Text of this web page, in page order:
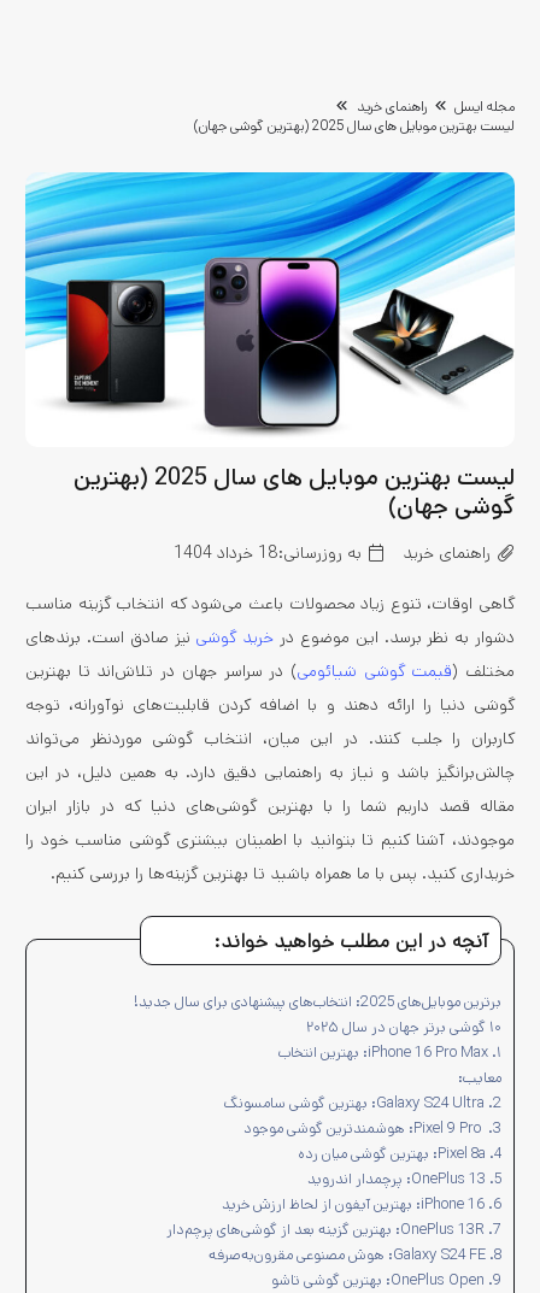
مجله ایسل
راهنمای خرید
لیست بهترین موبایل‌ های سال 2025 (بهترین گوشی جهان)
لیست بهترین موبایل‌ های سال 2025 (بهترین
گوشی جهان)
راهنمای خرید به روزرسانی:18 خرداد 1404
گاهی اوقات، تنوع زیاد محصولات باعث می‌شود که انتخاب گزینه مناسب
دشوار به نظر برسد. این موضوع در خرید گوشی نیز صادق است. برندهای
مختلف (قیمت گوشی شیائومی) در سراسر جهان در تلاش‌اند تا بهترین
گوشی دنیا را ارائه دهند و با اضافه کردن قابلیت‌های نوآورانه، توجه
کاربران را جلب کنند. در این میان، انتخاب گوشی موردنظر می‌تواند
چالش‌برانگیز باشد و نیاز به راهنمایی دقیق دارد. به همین دلیل، در این
مقاله قصد داریم شما را با بهترین گوشی‌های دنیا که در بازار ایران
موجودند، آشنا کنیم تا بتوانید با اطمینان بیشتری گوشی مناسب خود را
خریداری کنید. پس با ما همراه باشید تا بهترین گزینه‌ها را بررسی کنیم.
آنچه در این مطلب خواهید خواند:
برترین موبایل‌های 2025: انتخاب‌های پیشنهادی برای سال جدید!
۱۰ گوشی برتر جهان در سال ۲۰۲۵
۱. iPhone 16 Pro Max: بهترین انتخاب
معایب:
2. Galaxy S24 Ultra: بهترین گوشی سامسونگ
3. Pixel 9 Pro: هوشمندترین گوشی موجود
4. Pixel 8a: بهترین گوشی میان رده
5. OnePlus 13: پرچمدار اندروید
6. iPhone 16: بهترین آیفون از لحاظ ارزش خرید
7. OnePlus 13R: بهترین گزینه بعد از گوشی‌های پرچم‌دار
8. Galaxy S24 FE: هوش مصنوعی مقرون‌به‌صرفه
9. OnePlus Open:‌ بهترین گوشی تاشو